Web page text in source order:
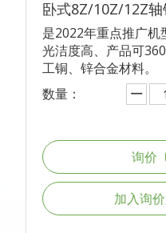
卧式8Z/10Z/12Z轴
是2022年重点推广
光洁度高、产品可
工铜、锌合金材料。
数量：
询价
加入询